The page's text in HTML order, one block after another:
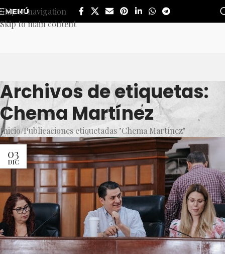
Skip to navigation
Skip to main content
MENÚ
Archivos de etiquetas:
Chema Martínez
Inicio Publicaciones etiquetadas "Chema Martínez"
03
DIC